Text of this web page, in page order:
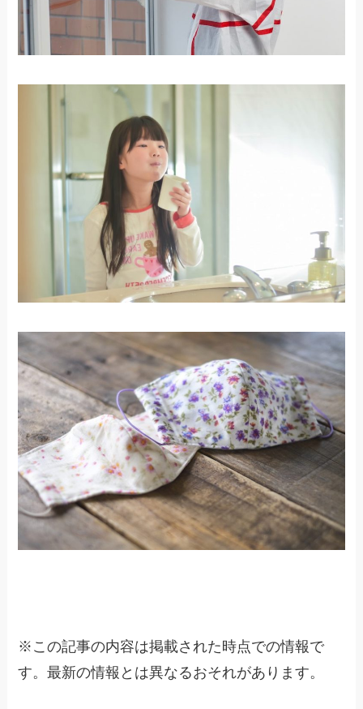
※ この記事の内容は掲載された時点での情報で
す。最新の情報とは異なるおそれがあります。